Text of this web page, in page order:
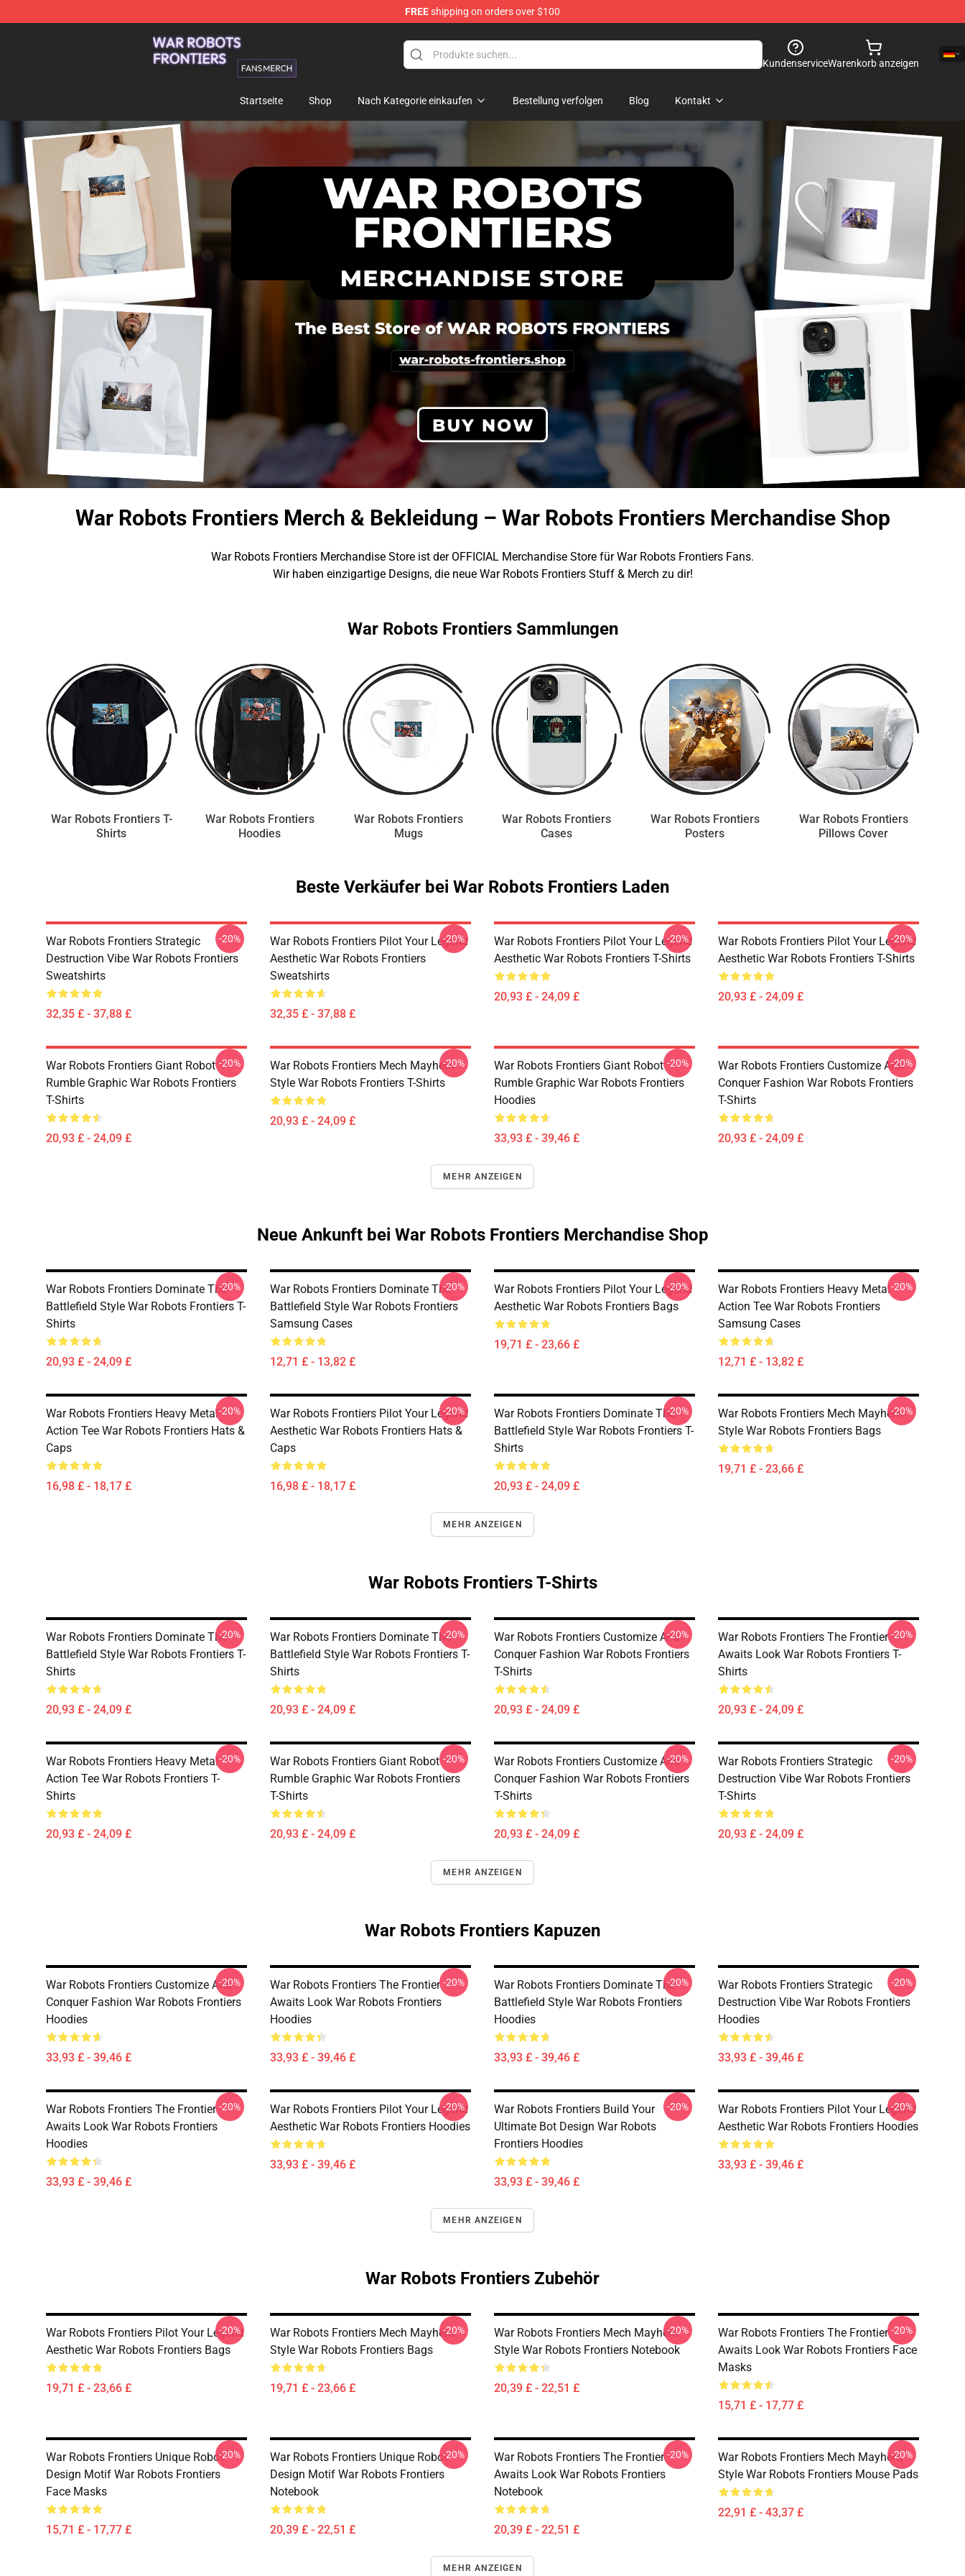
FREEshipping on orders over $100
War Robots Frontiers Shop - Official War Robots Frontiers Merchandise Store
KundenserviceWarenkorb anzeigen
Startseite Shop Nach Kategorie einkaufen Bestellung verfolgen Blog Kontakt
War Robots Frontiers Merch & Bekleidung – War Robots Frontiers Merchandise Shop
War Robots Frontiers Merchandise Store ist der OFFICIAL Merchandise Store für War Robots Frontiers Fans.
Wir haben einzigartige Designs, die neue War Robots Frontiers Stuff & Merch zu dir!
War Robots Frontiers Sammlungen
War Robots Frontiers T-
Shirts
War Robots Frontiers
Hoodies
War Robots Frontiers
Mugs
War Robots Frontiers
Cases
War Robots Frontiers
Posters
War Robots Frontiers
Pillows Cover
Beste Verkäufer bei War Robots Frontiers Laden
War Robots Frontiers Strategic
Destruction Vibe War Robots Frontiers
Sweatshirts
32,35 £ - 37,88 £
-20%
War Robots Frontiers Pilot Your Legend
Aesthetic War Robots Frontiers
Sweatshirts
32,35 £ - 37,88 £
-20%
War Robots Frontiers Pilot Your Legend
Aesthetic War Robots Frontiers T-Shirts
20,93 £ - 24,09 £
-20%
War Robots Frontiers Pilot Your Legend
Aesthetic War Robots Frontiers T-Shirts
20,93 £ - 24,09 £
-20%
War Robots Frontiers Giant Robot
Rumble Graphic War Robots Frontiers
T-Shirts
20,93 £ - 24,09 £
-20%
War Robots Frontiers Mech Mayhem
Style War Robots Frontiers T-Shirts
20,93 £ - 24,09 £
-20%
War Robots Frontiers Giant Robot
Rumble Graphic War Robots Frontiers
Hoodies
33,93 £ - 39,46 £
-20%
War Robots Frontiers Customize And
Conquer Fashion War Robots Frontiers
T-Shirts
20,93 £ - 24,09 £
-20%
MEHR ANZEIGEN
Neue Ankunft bei War Robots Frontiers Merchandise Shop
War Robots Frontiers Dominate The
Battlefield Style War Robots Frontiers T-
Shirts
20,93 £ - 24,09 £
-20%
War Robots Frontiers Dominate The
Battlefield Style War Robots Frontiers
Samsung Cases
12,71 £ - 13,82 £
-20%
War Robots Frontiers Pilot Your Legend
Aesthetic War Robots Frontiers Bags
19,71 £ - 23,66 £
-20%
War Robots Frontiers Heavy Metal
Action Tee War Robots Frontiers
Samsung Cases
12,71 £ - 13,82 £
-20%
War Robots Frontiers Heavy Metal
Action Tee War Robots Frontiers Hats &
Caps
16,98 £ - 18,17 £
-20%
War Robots Frontiers Pilot Your Legend
Aesthetic War Robots Frontiers Hats &
Caps
16,98 £ - 18,17 £
-20%
War Robots Frontiers Dominate The
Battlefield Style War Robots Frontiers T-
Shirts
20,93 £ - 24,09 £
-20%
War Robots Frontiers Mech Mayhem
Style War Robots Frontiers Bags
19,71 £ - 23,66 £
-20%
MEHR ANZEIGEN
War Robots Frontiers T-Shirts
War Robots Frontiers Dominate The
Battlefield Style War Robots Frontiers T-
Shirts
20,93 £ - 24,09 £
-20%
War Robots Frontiers Dominate The
Battlefield Style War Robots Frontiers T-
Shirts
20,93 £ - 24,09 £
-20%
War Robots Frontiers Customize And
Conquer Fashion War Robots Frontiers
T-Shirts
20,93 £ - 24,09 £
-20%
War Robots Frontiers The Frontier
Awaits Look War Robots Frontiers T-
Shirts
20,93 £ - 24,09 £
-20%
War Robots Frontiers Heavy Metal
Action Tee War Robots Frontiers T-
Shirts
20,93 £ - 24,09 £
-20%
War Robots Frontiers Giant Robot
Rumble Graphic War Robots Frontiers
T-Shirts
20,93 £ - 24,09 £
-20%
War Robots Frontiers Customize And
Conquer Fashion War Robots Frontiers
T-Shirts
20,93 £ - 24,09 £
-20%
War Robots Frontiers Strategic
Destruction Vibe War Robots Frontiers
T-Shirts
20,93 £ - 24,09 £
-20%
MEHR ANZEIGEN
War Robots Frontiers Kapuzen
War Robots Frontiers Customize And
Conquer Fashion War Robots Frontiers
Hoodies
33,93 £ - 39,46 £
-20%
War Robots Frontiers The Frontier
Awaits Look War Robots Frontiers
Hoodies
33,93 £ - 39,46 £
-20%
War Robots Frontiers Dominate The
Battlefield Style War Robots Frontiers
Hoodies
33,93 £ - 39,46 £
-20%
War Robots Frontiers Strategic
Destruction Vibe War Robots Frontiers
Hoodies
33,93 £ - 39,46 £
-20%
War Robots Frontiers The Frontier
Awaits Look War Robots Frontiers
Hoodies
33,93 £ - 39,46 £
-20%
War Robots Frontiers Pilot Your Legend
Aesthetic War Robots Frontiers Hoodies
33,93 £ - 39,46 £
-20%
War Robots Frontiers Build Your
Ultimate Bot Design War Robots
Frontiers Hoodies
33,93 £ - 39,46 £
-20%
War Robots Frontiers Pilot Your Legend
Aesthetic War Robots Frontiers Hoodies
33,93 £ - 39,46 £
-20%
MEHR ANZEIGEN
War Robots Frontiers Zubehör
War Robots Frontiers Pilot Your Legend
Aesthetic War Robots Frontiers Bags
19,71 £ - 23,66 £
-20%
War Robots Frontiers Mech Mayhem
Style War Robots Frontiers Bags
19,71 £ - 23,66 £
-20%
War Robots Frontiers Mech Mayhem
Style War Robots Frontiers Notebook
20,39 £ - 22,51 £
-20%
War Robots Frontiers The Frontier
Awaits Look War Robots Frontiers Face
Masks
15,71 £ - 17,77 £
-20%
War Robots Frontiers Unique Robot
Design Motif War Robots Frontiers
Face Masks
15,71 £ - 17,77 £
-20%
War Robots Frontiers Unique Robot
Design Motif War Robots Frontiers
Notebook
20,39 £ - 22,51 £
-20%
War Robots Frontiers The Frontier
Awaits Look War Robots Frontiers
Notebook
20,39 £ - 22,51 £
-20%
War Robots Frontiers Mech Mayhem
Style War Robots Frontiers Mouse Pads
22,91 £ - 43,37 £
-20%
MEHR ANZEIGEN